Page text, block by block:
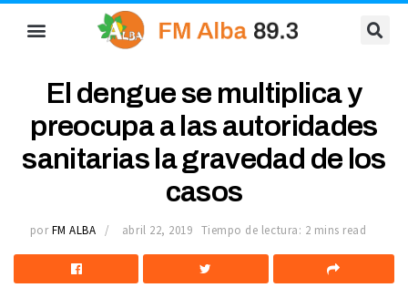
El dengue se multiplica y
preocupa a las autoridades
sanitarias la gravedad de los
casos
por FM ALBA abril 22, 2019 Tiempo de lectura: 2 mins read